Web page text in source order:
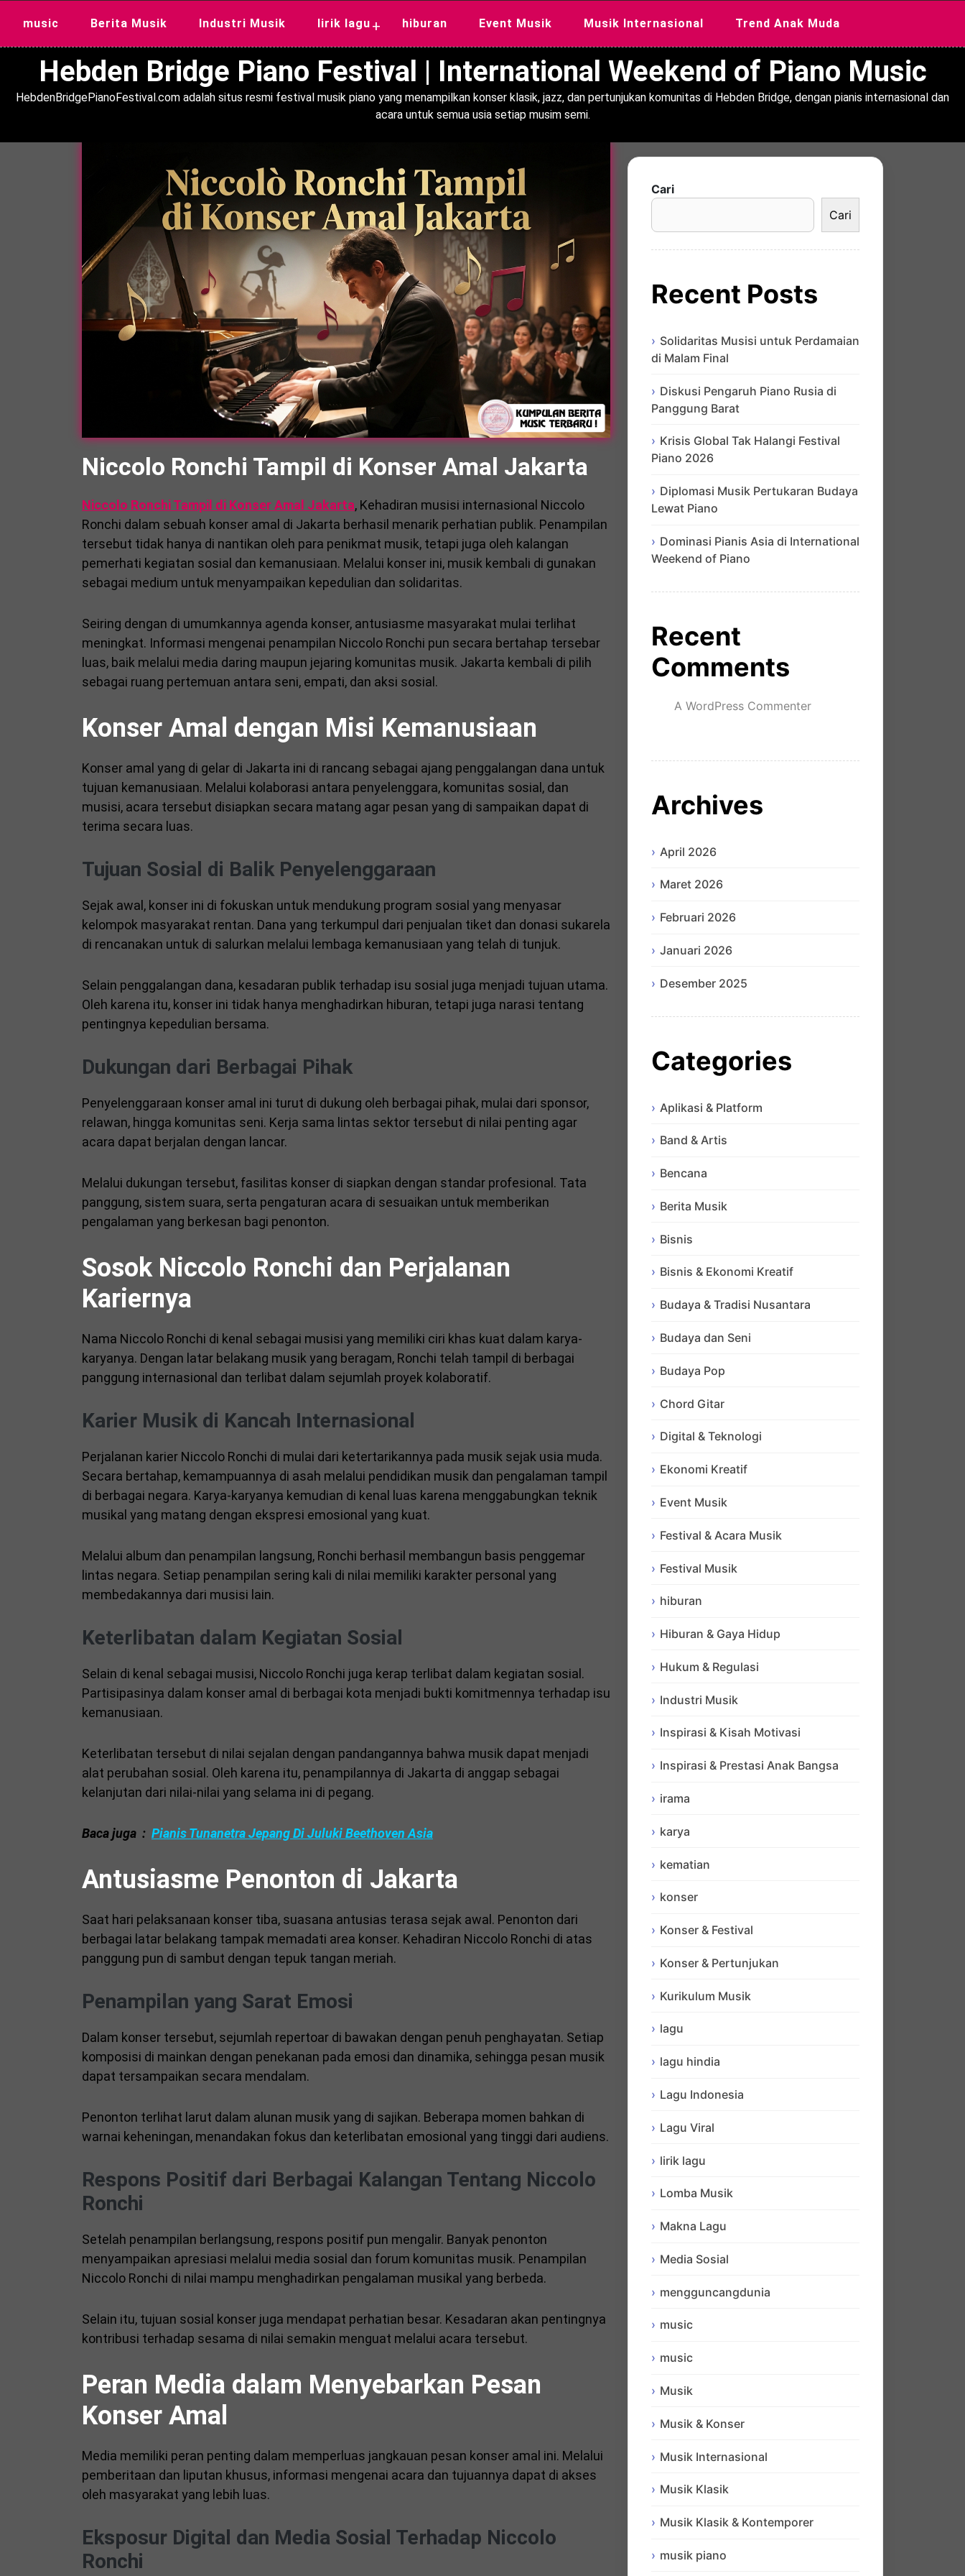
music Berita Musik Industri Musik lirik lagu + hiburan Event Musik Musik Internasional Trend Anak Muda
Hebden Bridge Piano Festival | International Weekend of Piano Music
HebdenBridgePianoFestival.com adalah situs resmi festival musik piano yang menampilkan konser klasik, jazz, dan pertunjukan komunitas di Hebden Bridge, dengan pianis internasional dan
acara untuk semua usia setiap musim semi.
Niccolo Ronchi Tampil di Konser Amal Jakarta
Niccolo Ronchi Tampil di Konser Amal Jakarta, Kehadiran musisi internasional Niccolo
Ronchi dalam sebuah konser amal di Jakarta berhasil menarik perhatian publik. Penampilan
tersebut tidak hanya di nantikan oleh para penikmat musik, tetapi juga oleh kalangan
pemerhati kegiatan sosial dan kemanusiaan. Melalui konser ini, musik kembali di gunakan
sebagai medium untuk menyampaikan kepedulian dan solidaritas.
Seiring dengan di umumkannya agenda konser, antusiasme masyarakat mulai terlihat
meningkat. Informasi mengenai penampilan Niccolo Ronchi pun secara bertahap tersebar
luas, baik melalui media daring maupun jejaring komunitas musik. Jakarta kembali di pilih
sebagai ruang pertemuan antara seni, empati, dan aksi sosial.
Konser Amal dengan Misi Kemanusiaan
Konser amal yang di gelar di Jakarta ini di rancang sebagai ajang penggalangan dana untuk
tujuan kemanusiaan. Melalui kolaborasi antara penyelenggara, komunitas sosial, dan
musisi, acara tersebut disiapkan secara matang agar pesan yang di sampaikan dapat di
terima secara luas.
Tujuan Sosial di Balik Penyelenggaraan
Sejak awal, konser ini di fokuskan untuk mendukung program sosial yang menyasar
kelompok masyarakat rentan. Dana yang terkumpul dari penjualan tiket dan donasi sukarela
di rencanakan untuk di salurkan melalui lembaga kemanusiaan yang telah di tunjuk.
Selain penggalangan dana, kesadaran publik terhadap isu sosial juga menjadi tujuan utama.
Oleh karena itu, konser ini tidak hanya menghadirkan hiburan, tetapi juga narasi tentang
pentingnya kepedulian bersama.
Dukungan dari Berbagai Pihak
Penyelenggaraan konser amal ini turut di dukung oleh berbagai pihak, mulai dari sponsor,
relawan, hingga komunitas seni. Kerja sama lintas sektor tersebut di nilai penting agar
acara dapat berjalan dengan lancar.
Melalui dukungan tersebut, fasilitas konser di siapkan dengan standar profesional. Tata
panggung, sistem suara, serta pengaturan acara di sesuaikan untuk memberikan
pengalaman yang berkesan bagi penonton.
Sosok Niccolo Ronchi dan Perjalanan
Kariernya
Nama Niccolo Ronchi di kenal sebagai musisi yang memiliki ciri khas kuat dalam karya-
karyanya. Dengan latar belakang musik yang beragam, Ronchi telah tampil di berbagai
panggung internasional dan terlibat dalam sejumlah proyek kolaboratif.
Karier Musik di Kancah Internasional
Perjalanan karier Niccolo Ronchi di mulai dari ketertarikannya pada musik sejak usia muda.
Secara bertahap, kemampuannya di asah melalui pendidikan musik dan pengalaman tampil
di berbagai negara. Karya-karyanya kemudian di kenal luas karena menggabungkan teknik
musikal yang matang dengan ekspresi emosional yang kuat.
Melalui album dan penampilan langsung, Ronchi berhasil membangun basis penggemar
lintas negara. Setiap penampilan sering kali di nilai memiliki karakter personal yang
membedakannya dari musisi lain.
Keterlibatan dalam Kegiatan Sosial
Selain di kenal sebagai musisi, Niccolo Ronchi juga kerap terlibat dalam kegiatan sosial.
Partisipasinya dalam konser amal di berbagai kota menjadi bukti komitmennya terhadap isu
kemanusiaan.
Keterlibatan tersebut di nilai sejalan dengan pandangannya bahwa musik dapat menjadi
alat perubahan sosial. Oleh karena itu, penampilannya di Jakarta di anggap sebagai
kelanjutan dari nilai-nilai yang selama ini di pegang.
Baca juga : Pianis Tunanetra Jepang Di Juluki Beethoven Asia
Antusiasme Penonton di Jakarta
Saat hari pelaksanaan konser tiba, suasana antusias terasa sejak awal. Penonton dari
berbagai latar belakang tampak memadati area konser. Kehadiran Niccolo Ronchi di atas
panggung pun di sambut dengan tepuk tangan meriah.
Penampilan yang Sarat Emosi
Dalam konser tersebut, sejumlah repertoar di bawakan dengan penuh penghayatan. Setiap
komposisi di mainkan dengan penekanan pada emosi dan dinamika, sehingga pesan musik
dapat tersampaikan secara mendalam.
Penonton terlihat larut dalam alunan musik yang di sajikan. Beberapa momen bahkan di
warnai keheningan, menandakan fokus dan keterlibatan emosional yang tinggi dari audiens.
Respons Positif dari Berbagai Kalangan Tentang Niccolo
Ronchi
Setelah penampilan berlangsung, respons positif pun mengalir. Banyak penonton
menyampaikan apresiasi melalui media sosial dan forum komunitas musik. Penampilan
Niccolo Ronchi di nilai mampu menghadirkan pengalaman musikal yang berbeda.
Selain itu, tujuan sosial konser juga mendapat perhatian besar. Kesadaran akan pentingnya
kontribusi terhadap sesama di nilai semakin menguat melalui acara tersebut.
Peran Media dalam Menyebarkan Pesan
Konser Amal
Media memiliki peran penting dalam memperluas jangkauan pesan konser amal ini. Melalui
pemberitaan dan liputan khusus, informasi mengenai acara dan tujuannya dapat di akses
oleh masyarakat yang lebih luas.
Eksposur Digital dan Media Sosial Terhadap Niccolo
Ronchi
Cari
Cari
Recent Posts
Solidaritas Musisi untuk Perdamaian
di Malam Final
Diskusi Pengaruh Piano Rusia di
Panggung Barat
Krisis Global Tak Halangi Festival
Piano 2026
Diplomasi Musik Pertukaran Budaya
Lewat Piano
Dominasi Pianis Asia di International
Weekend of Piano
Recent
Comments
A WordPress Commenter
Archives
April 2026
Maret 2026
Februari 2026
Januari 2026
Desember 2025
Categories
Aplikasi & Platform
Band & Artis
Bencana
Berita Musik
Bisnis
Bisnis & Ekonomi Kreatif
Budaya & Tradisi Nusantara
Budaya dan Seni
Budaya Pop
Chord Gitar
Digital & Teknologi
Ekonomi Kreatif
Event Musik
Festival & Acara Musik
Festival Musik
hiburan
Hiburan & Gaya Hidup
Hukum & Regulasi
Industri Musik
Inspirasi & Kisah Motivasi
Inspirasi & Prestasi Anak Bangsa
irama
karya
kematian
konser
Konser & Festival
Konser & Pertunjukan
Kurikulum Musik
lagu
lagu hindia
Lagu Indonesia
Lagu Viral
lirik lagu
Lomba Musik
Makna Lagu
Media Sosial
mengguncangdunia
music
music
Musik
Musik & Konser
Musik Internasional
Musik Klasik
Musik Klasik & Kontemporer
musik piano